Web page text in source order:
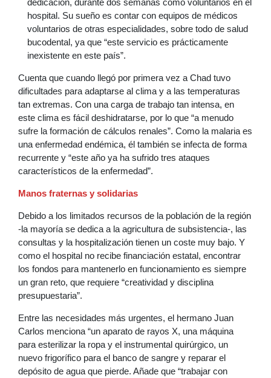
hospital. Su sueño es contar con equipos de médicos
voluntarios de otras especialidades, sobre todo de salud
bucodental, ya que “este servicio es prácticamente
inexistente en este país”.
Cuenta que cuando llegó por primera vez a Chad tuvo
dificultades para adaptarse al clima y a las temperaturas
tan extremas. Con una carga de trabajo tan intensa, en
este clima es fácil deshidratarse, por lo que “a menudo
sufre la formación de cálculos renales”. Como la malaria es
una enfermedad endémica, él también se infecta de forma
recurrente y “este año ya ha sufrido tres ataques
característicos de la enfermedad”.
Manos fraternas y solidarias
Debido a los limitados recursos de la población de la región
-la mayoría se dedica a la agricultura de subsistencia-, las
consultas y la hospitalización tienen un coste muy bajo. Y
como el hospital no recibe financiación estatal, encontrar
los fondos para mantenerlo en funcionamiento es siempre
un gran reto, que requiere “creatividad y disciplina
presupuestaria”.
Entre las necesidades más urgentes, el hermano Juan
Carlos menciona “un aparato de rayos X, una máquina
para esterilizar la ropa y el instrumental quirúrgico, un
nuevo frigorífico para el banco de sangre y reparar el
depósito de agua que pierde. Añade que “trabajar con